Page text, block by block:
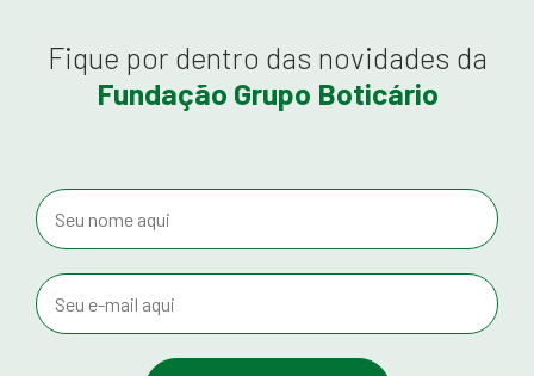
Fique por dentro das novidades da
Fundação Grupo Boticário